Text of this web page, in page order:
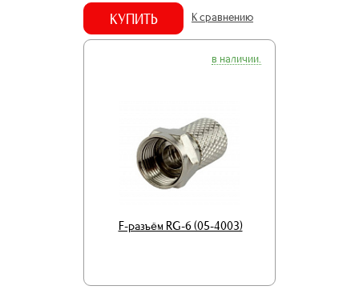
КУПИТЬ К сравнению
в наличии.
F-разъём RG-6 (05-4003)